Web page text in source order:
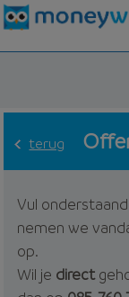
terug
Vul
nemen we
op.
Wil je direct